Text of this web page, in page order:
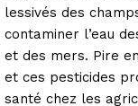
lessivés des
contaminer l’eau
et des mers. Pire
et ces pesticides
santé chez les